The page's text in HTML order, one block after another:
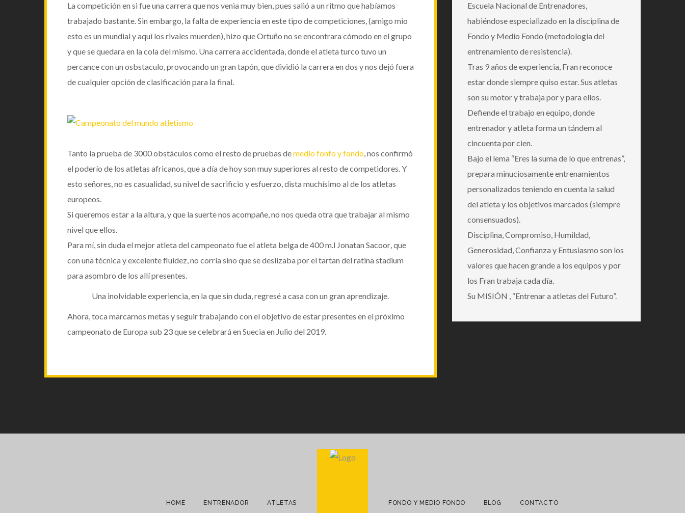
La competición en si fue una carrera que nos venia muy bien, pues salió a un ritmo que habíamos
trabajado bastante. Sin embargo, la falta de experiencia en este tipo de competiciones, (amigo mio
esto es un mundial y aquí los rivales muerden), hizo queOrtuño no se encontrara cómodo en el grupo
y que se quedara en la cola del mismo. Una carrera accidentada, donde el atleta turco tuvo un
percance con un osbstaculo, provocando un gran tapón, que dividió la carrera en dos y nos dejó fuera
de cualquier opción de clasificación para la final.
Tanto la prueba de 3000 obstáculos como el resto de pruebas demedio fonfo y fondo, nos confirmó
el poderío de los atletas africanos, que a día de hoy son muy superiores al resto de competidores. Y
esto señores, no es casualidad, su nivel de sacrificio y esfuerzo, dista muchísimo al de los atletas
europeos.
Si queremos estar a la altura, y que la suerte nos acompañe, no nos queda otra que trabajar al mismo
nivel que ellos.
Para mí, sin duda el mejor atleta del campeonato fue el atleta belga de 400 m.l Jonatan Sacoor, que
con una técnica y excelente fluidez, no corría sino que se deslizaba por el tartan del ratina stadium
para asombro de los allí presentes.
Una inolvidable experiencia, en la que sin duda, regresé a casa con un gran aprendizaje.
Ahora, toca marcarnos metas y seguir trabajando con el objetivo de estar presentes en el próximo
campeonato de Europa sub 23que se celebrará en Suecia en Julio del 2019.
Escuela Nacional de Entrenadores,
habiéndose especializado en la disciplina de
Fondo y Medio Fondo (metodología del
entrenamiento de resistencia).
Tras 9 años de experiencia, Fran reconoce
estar donde siempre quiso estar. Sus atletas
son su motor y trabaja por y para ellos.
Defiende el trabajo en equipo, donde
entrenador y atleta forma un tándem al
cincuenta por cien.
Bajo el lema “Eres la suma de lo que entrenas”,
prepara minuciosamente entrenamientos
personalizados teniendo en cuenta la salud
del atleta y los objetivos marcados (siempre
consensuados).
Disciplina, Compromiso, Humildad,
Generosidad, Confianza y Entusiasmo son los
valores que hacen grande a los equipos y por
los Fran trabaja cada día.
Su MISIÓN , “Entrenar a atletas del Futuro”.
HOME ENTRENADOR ATLETAS FONDO Y MEDIO FONDO BLOG CONTACTO